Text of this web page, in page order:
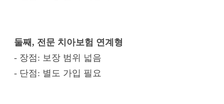
둘째, 전문 치아보험 연계형
- 장점: 보장 범위 넓음
- 단점: 별도 가입 필요